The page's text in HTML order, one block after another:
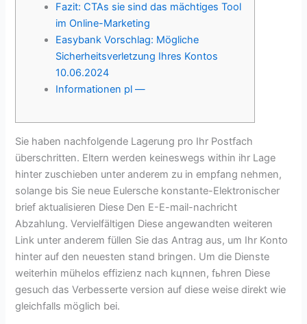
Fazit: CTAs sie sind das mächtiges Tool
im Online-Marketing
Easybank Vorschlag: Mögliche
Sicherheitsverletzung Ihres Kontos
10.06.2024
Informationen pl —
Sie haben nachfolgende Lagerung pro Ihr Postfach
überschritten. Eltern werden keineswegs within ihr Lage
hinter zuschieben unter anderem zu in empfang nehmen,
solange bis Sie neue Eulersche konstante-Elektronischer
brief aktualisieren Diese Den E-E-mail-nachricht
Abzahlung. Vervielfältigen Diese angewandten weiteren
Link unter anderem füllen Sie das Antrag aus, um Ihr Konto
hinter auf den neuesten stand bringen. Um die Dienste
weiterhin mühelos effizienz nach kцnnen, fьhren Diese
gesuch das Verbesserte version auf diese weise direkt wie
gleichfalls möglich bei.